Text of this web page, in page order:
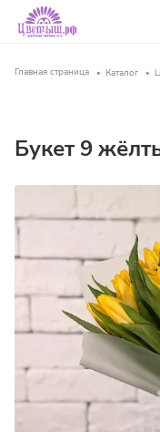
Главная страница Каталог
Букет 9